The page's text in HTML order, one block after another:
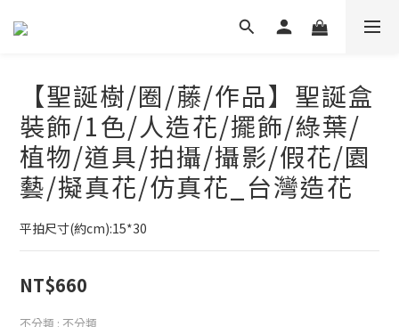
【聖誕樹/圈/藤/作品】聖誕盒
裝飾/1色/人造花/擺飾/綠葉/
植物/道具/拍攝/攝影/假花/園
藝/擬真花/仿真花_台灣造花
平拍尺寸(約cm):15*30
NT$660
不分類 : 不分類